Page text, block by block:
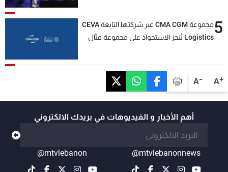
A+
A-
5
مجموعة CMA CGM عبر شركتها التابعة CEVA
Logistics تُنجز الاستحواذ على مجموعة فتّال
أهم الأخبار و الفيديوهات في بريدك الالكتروني
@mtvlebanonnews
@mtvlebanon